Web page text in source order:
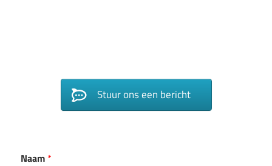
Stuur ons een bericht
Naam *